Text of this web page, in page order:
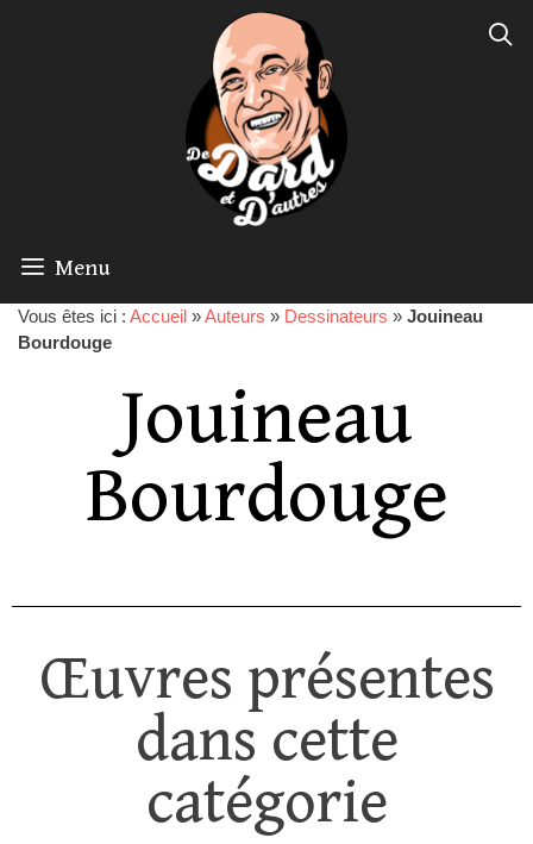
Menu
Vous êtes ici : Accueil »Auteurs » Dessinateurs » Jouineau
Bourdouge
Jouineau
Bourdouge
Œuvres présentes
dans cette
catégorie